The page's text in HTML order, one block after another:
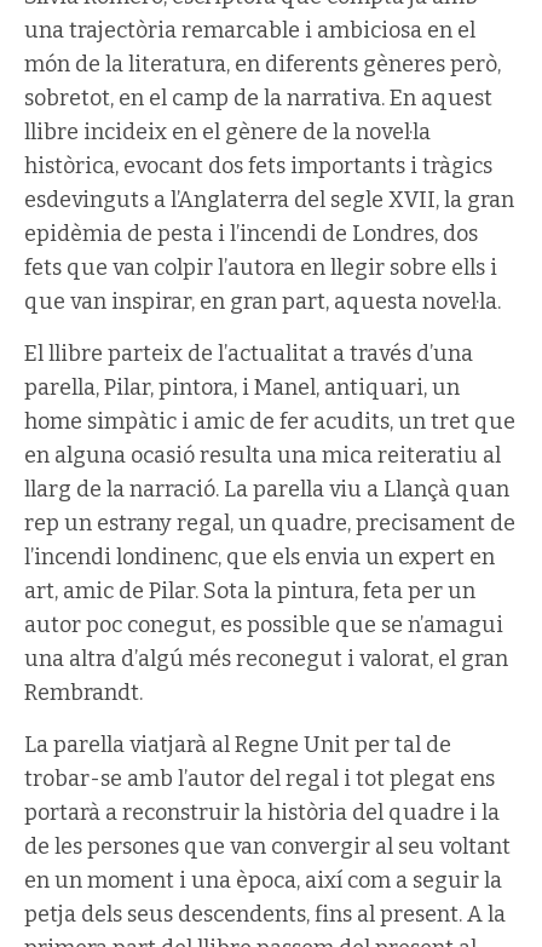
una trajectòria remarcable i ambiciosa en el
món de la literatura, en diferents gèneres però,
sobretot, en el camp de la narrativa. En aquest
llibre incideix en el gènere de la novel·la
històrica, evocant dos fets importants i tràgics
esdevinguts a l’Anglaterra del segle XVII, la gran
epidèmia de pesta i l’incendi de Londres, dos
fets que van colpir l’autora en llegir sobre ells i
que van inspirar, en gran part, aquesta novel·la.
El llibre parteix de l’actualitat a través d’una
parella, Pilar, pintora, i Manel, antiquari, un
home simpàtic i amic de fer acudits, un tret que
en alguna ocasió resulta una mica reiteratiu al
llarg de la narració. La parella viu a Llançà quan
rep un estrany regal, un quadre, precisament de
l’incendi londinenc, que els envia un expert en
art, amic de Pilar. Sota la pintura, feta per un
autor poc conegut, es possible que se n’amagui
una altra d’algú més reconegut i valorat, el gran
Rembrandt.
La parella viatjarà al Regne Unit per tal de
trobar-se amb l’autor del regal i tot plegat ens
portarà a reconstruir la història del quadre i la
de les persones que van convergir al seu voltant
en un moment i una època, així com a seguir la
petja dels seus descendents, fins al present. A la